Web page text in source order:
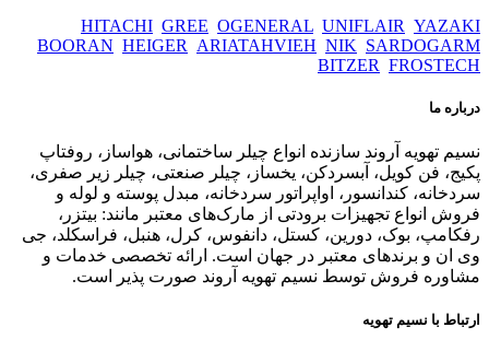
HITACHI GREE OGENERAL UNIFLAIR YAZAKI
BOORAN HEIGER ARIATAHVIEH NIK SARDOGARM
BITZER FROSTECH
درباره ما
نسیم تهویه آروند سازنده انواع چیلر ساختمانی، هواساز، روفتاپ
پکیج، فن کویل، آبسردکن، یخساز، چیلر صنعتی، چیلر زیر صفری،
سردخانه، کندانسور، اواپراتور سردخانه، مبدل پوسته و لوله و
فروش انواع تجهیزات برودتی از مارک‌های معتبر مانند: بیتزر،
رفکامپ، بوک، دورین، کستل، دانفوس، کرل، هنبل، فراسکلد، جی
وی ان و برندهای معتبر در جهان است. ارائه تخصصی خدمات و
مشاوره فروش توسط نسیم تهویه آروند صورت پذیر است.
ارتباط با نسیم تهویه